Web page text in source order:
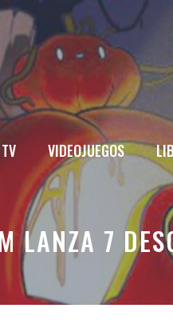
TV VIDEOJUEGOS
LANZA 7